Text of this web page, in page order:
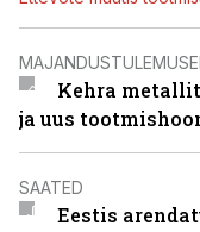
Kehra
ja uus
SAATED
Eestis